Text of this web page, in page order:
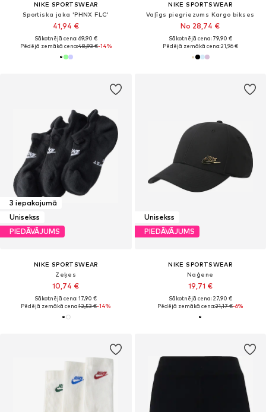
NIKE SPORTSWEAR
Sportiska jaka 'PHNX FLC'
41,94 €
Sākotnējā cena: 69,90 €
Pēdējā zemākā cena:48,93 €-14%
NIKE SPORTSWEAR
Vaļīgs piegriezums Kargo bikses
No 28,74 €
Sākotnējā cena: 79,90 €
Pēdējā zemākā cena:21,96 €
3 iepakojumā
Unisekss
PIEDĀVĀJUMS
NIKE SPORTSWEAR
Zeķes
10,74 €
Sākotnējā cena: 17,90 €
Pēdējā zemākā cena:12,53 €-14%
Unisekss
PIEDĀVĀJUMS
NIKE SPORTSWEAR
Naģene
19,71 €
Sākotnējā cena: 27,90 €
Pēdējā zemākā cena:21,17 €-6%